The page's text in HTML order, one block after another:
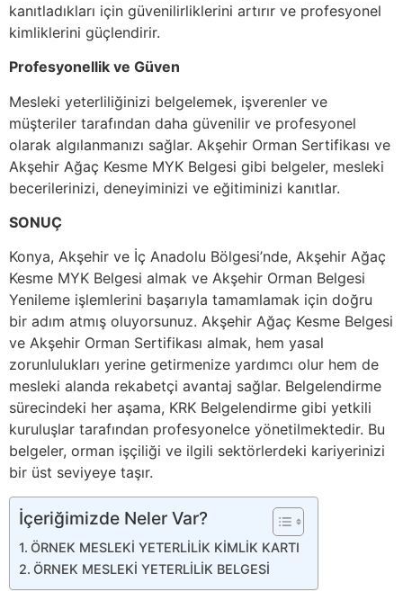
kanıtladıkları için güvenilirliklerini artırır ve profesyonel
kimliklerini güçlendirir.
Profesyonellik ve Güven
Mesleki yeterliliğinizi belgelemek, işverenler ve
müşteriler tarafından daha güvenilir ve profesyonel
olarak algılanmanızı sağlar. Akşehir Orman Sertifikası ve
Akşehir Ağaç Kesme MYK Belgesi gibi belgeler, mesleki
becerilerinizi, deneyiminizi ve eğitiminizi kanıtlar.
SONUÇ
Konya, Akşehir ve İç Anadolu Bölgesi’nde, Akşehir Ağaç
Kesme MYK Belgesi almak ve Akşehir Orman Belgesi
Yenileme işlemlerini başarıyla tamamlamak için doğru
bir adım atmış oluyorsunuz. Akşehir Ağaç Kesme Belgesi
ve Akşehir Orman Sertifikası almak, hem yasal
zorunlulukları yerine getirmenize yardımcı olur hem de
mesleki alanda rekabetçi avantaj sağlar. Belgelendirme
sürecindeki her aşama, KRK Belgelendirme gibi yetkili
kuruluşlar tarafından profesyonelce yönetilmektedir. Bu
belgeler, orman işçiliği ve ilgili sektörlerdeki kariyerinizi
bir üst seviyeye taşır.
İçeriğimizde Neler Var?
ÖRNEK MESLEKİ YETERLİLİK KİMLİK KARTI
ÖRNEK MESLEKİ YETERLİLİK BELGESİ